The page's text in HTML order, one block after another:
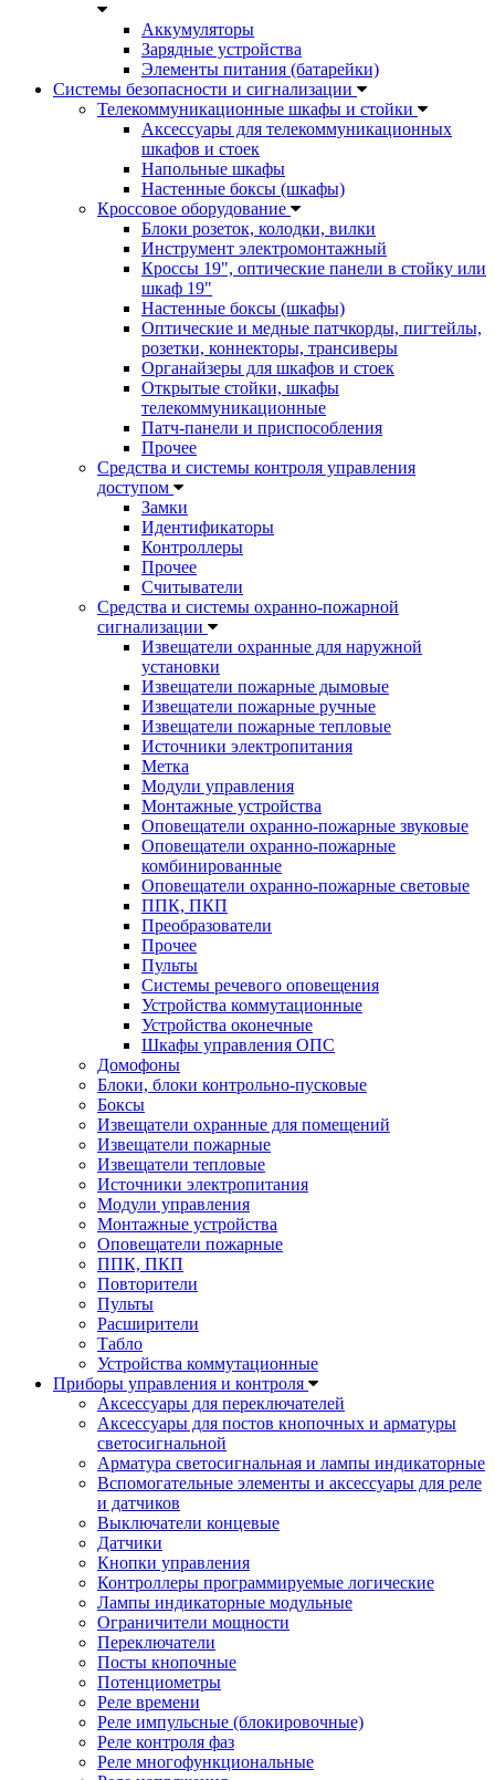
Аккумуляторы
Зарядные устройства
Элементы питания (батарейки)
Системы безопасности и сигнализации
Телекоммуникационные шкафы и стойки
Аксессуары для телекоммуникационных
шкафов и стоек
Напольные шкафы
Настенные боксы (шкафы)
Кроссовое оборудование
Блоки розеток, колодки, вилки
Инструмент электромонтажный
Кроссы 19", оптические панели в стойку или
шкаф 19"
Настенные боксы (шкафы)
Оптические и медные патчкорды, пигтейлы,
розетки, коннекторы, трансиверы
Органайзеры для шкафов и стоек
Открытые стойки, шкафы
телекоммуникационные
Патч-панели и приспособления
Прочее
Средства и системы контроля управления
доступом
Замки
Идентификаторы
Контроллеры
Прочее
Считыватели
Средства и системы охранно-пожарной
сигнализации
Извещатели охранные для наружной
установки
Извещатели пожарные дымовые
Извещатели пожарные ручные
Извещатели пожарные тепловые
Источники электропитания
Метка
Модули управления
Монтажные устройства
Оповещатели охранно-пожарные звуковые
Оповещатели охранно-пожарные
комбинированные
Оповещатели охранно-пожарные световые
ППК, ПКП
Преобразователи
Прочее
Пульты
Системы речевого оповещения
Устройства коммутационные
Устройства оконечные
Шкафы управления ОПС
Домофоны
Блоки, блоки контрольно-пусковые
Боксы
Извещатели охранные для помещений
Извещатели пожарные
Извещатели тепловые
Источники электропитания
Модули управления
Монтажные устройства
Оповещатели пожарные
ППК, ПКП
Повторители
Пульты
Расширители
Табло
Устройства коммутационные
Приборы управления и контроля
Аксессуары для переключателей
Аксессуары для постов кнопочных и арматуры
светосигнальной
Арматура светосигнальная и лампы индикаторные
Вспомогательные элементы и аксессуары для реле
и датчиков
Выключатели концевые
Датчики
Кнопки управления
Контроллеры программируемые логические
Лампы индикаторные модульные
Ограничители мощности
Переключатели
Посты кнопочные
Потенциометры
Реле времени
Реле импульсные (блокировочные)
Реле контроля фаз
Реле многофункциональные